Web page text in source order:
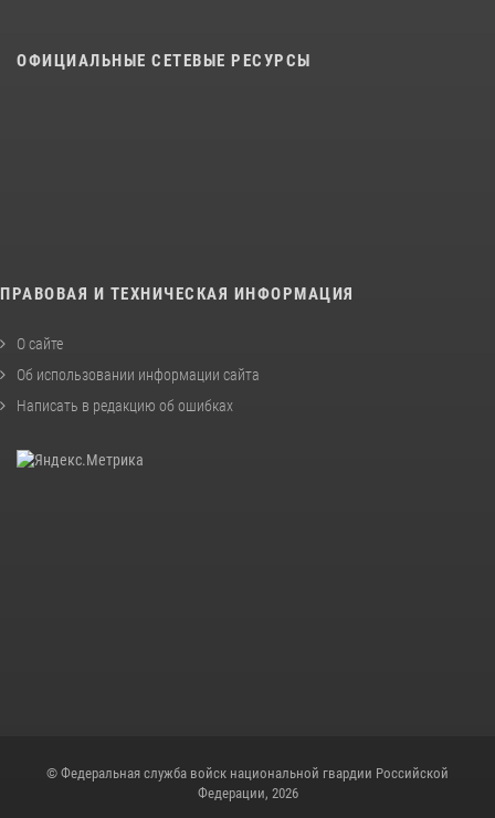
ОФИЦИАЛЬНЫЕ СЕТЕВЫЕ РЕСУРСЫ
ПРАВОВАЯ И ТЕХНИЧЕСКАЯ ИНФОРМАЦИЯ
О сайте
Об использовании информации сайта
Написать в редакцию об ошибках
© Федеральная служба войск национальной гвардии Российской
Федерации, 2026